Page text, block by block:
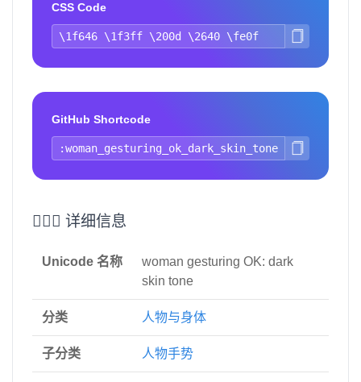
CSS Code
GitHub Shortcode
🙆🏿‍♀️ 详细信息
Unicode 名称
woman gesturing OK: dark
skin tone
分类 人物与身体
子分类 人物手势